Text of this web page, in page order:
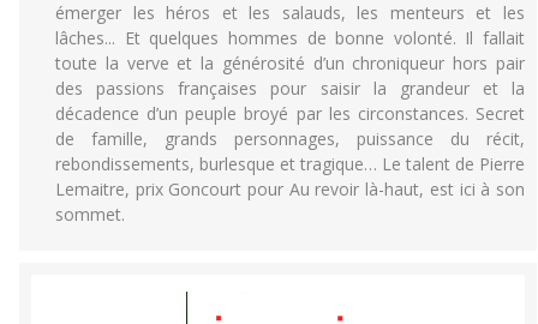
émerger les héros et les salauds, les menteurs et les
lâches... Et quelques hommes de bonne volonté. Il fallait
toute la verve et la générosité d’un chroniqueur hors pair
des passions françaises pour saisir la grandeur et la
décadence d’un peuple broyé par les circonstances. Secret
de famille, grands personnages, puissance du récit,
rebondissements, burlesque et tragique… Le talent de Pierre
Lemaitre, prix Goncourt pour Au revoir là-haut, est ici à son
sommet.